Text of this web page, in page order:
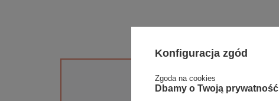
Konfiguracja zgód
Zgoda na cookies
Dbamy o Twoją prywatność